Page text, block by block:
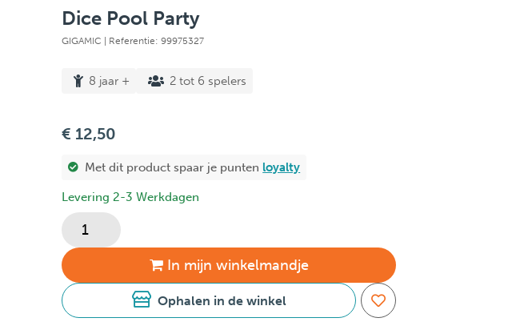
Dice Pool Party
GIGAMIC | Referentie: 99975327
8 jaar + 2 tot 6 spelers
€ 12,50
Met dit product spaar je punten loyalty
Levering 2-3 Werkdagen
In mijn winkelmandje
Ophalen in de winkel